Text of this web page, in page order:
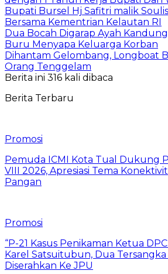
Bupati Bursel Hj Safitri malik
Bersama Kementrian Kelautan RI
Dua Bocah Digarap Ayah
Buru Menyapa Keluarga Korban
Dihantam Gelombang, Longboat
Orang Tenggelam
Berita ini 316 kali dibaca
Berita Terbaru
Promosi
Pemuda ICMI Kota Tual Dukung
VIII 2026, Apresiasi Tema
Pangan
Promosi
“P-21 Kasus Penikaman Ketua
Karel Satsuitubun, Dua
Diserahkan Ke JPU